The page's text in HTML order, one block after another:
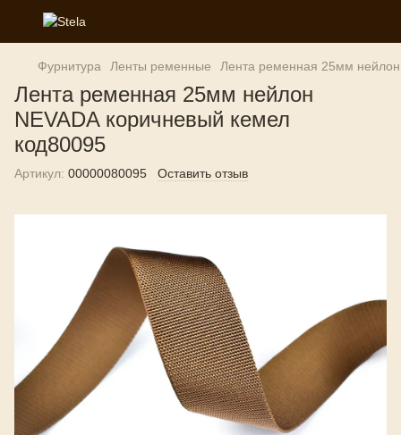
Фурнитура Ленты ременные Лента ременная 25мм нейлон
Лента ременная 25мм нейлон
NEVADA коричневый кемел
код80095
Артикул: 00000080095 Оставить отзыв